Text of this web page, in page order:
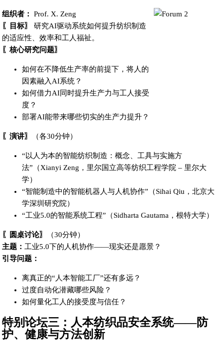
组织者：
Prof. X. Zeng
〖目标〗
研究AI驱动系统如何提升纺织制造
的适应性、效率和工人福祉。
〖核心研究问题〗
如何在不降低生产率的前提下，将人的
因素融入AI系统？
如何借力AI同时提升生产力与工人接受
度？
部署AI能带来哪些切实的生产力提升？
〖演讲〗 （各30分钟）
“以人为本的智能纺织制造：概念、工具与实施方
法”（Xianyi Zeng，里尔国立高等纺织工程学院 – 里尔大
学）
“智能制造中的智能机器人与人机协作”（Sihai Qiu，北京大
学深圳研究院）
“工业5.0的智能系统工程”（Sidharta Gautama，根特大学）
〖圆桌讨论〗
（30分钟）
主题： 工业5.0下的人机协作——现实还是愿景？
引导问题：
离真正的“人本智能工厂”还有多远？
过度自动化潜藏哪些风险？
如何量化工人的接受度与信任？
特别论坛三：人本纺织品安全系统——防
护、健康与方法创新